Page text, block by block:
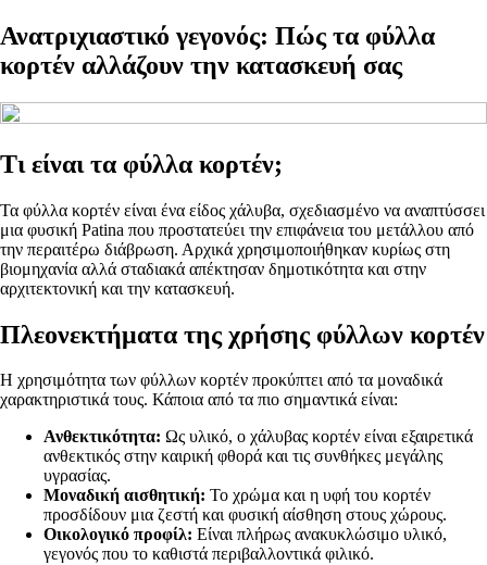
Ανατριχιαστικό γεγονός: Πώς τα φύλλα
κορτέν αλλάζουν την κατασκευή σας
Τι είναι τα φύλλα κορτέν;
Τα φύλλα κορτέν είναι ένα είδος χάλυβα, σχεδιασμένο να αναπτύσσει
μια φυσική Patina που προστατεύει την επιφάνεια του μετάλλου από
την περαιτέρω διάβρωση. Αρχικά χρησιμοποιήθηκαν κυρίως στη
βιομηχανία αλλά σταδιακά απέκτησαν δημοτικότητα και στην
αρχιτεκτονική και την κατασκευή.
Πλεονεκτήματα της χρήσης φύλλων κορτέν
Η χρησιμότητα των φύλλων κορτέν προκύπτει από τα μοναδικά
χαρακτηριστικά τους. Κάποια από τα πιο σημαντικά είναι:
Ανθεκτικότητα: Ως υλικό, ο χάλυβας κορτέν είναι εξαιρετικά
ανθεκτικός στην καιρική φθορά και τις συνθήκες μεγάλης
υγρασίας.
Μοναδική αισθητική: Το χρώμα και η υφή του κορτέν
προσδίδουν μια ζεστή και φυσική αίσθηση στους χώρους.
Οικολογικό προφίλ: Είναι πλήρως ανακυκλώσιμο υλικό,
γεγονός που το καθιστά περιβαλλοντικά φιλικό.